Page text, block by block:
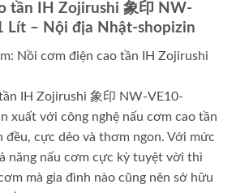
tần IH Zojirushi 象印 NW-
Lít – Nội địa Nhật-shopizin
Nồi cơm điện cao tần IH Zojirushi
IH Zojirushi 象印 NW-VE10-
xuất với công nghệ nấu cơm cao tần
đều, cực dẻo và thơm ngon. Với mức
năng nấu cơm cực kỳ tuyệt vời thì
mà gia đình nào cũng nên sở hữu